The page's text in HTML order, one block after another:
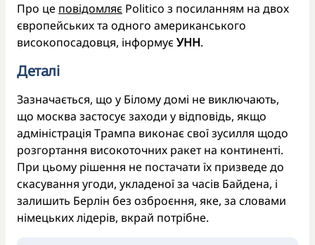
Про це повідомляє Politico з посиланням на двох
європейських та одного американського
високопосадовця, інформує УНН.
Деталі
Зазначається, що у Білому домі не виключають,
що москва застосує заходи у відповідь, якщо
адміністрація Трампа виконає свої зусилля щодо
розгортання високоточних ракет на континенті.
При цьому рішення не постачати їх призведе до
скасування угоди, укладеної за часів Байдена, і
залишить Берлін без озброєння, яке, за словами
німецьких лідерів, вкрай потрібне.